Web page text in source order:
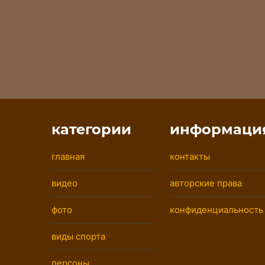
категории
главная
видео
фото
виды спорта
контакты
авторские права
конфиденциальность